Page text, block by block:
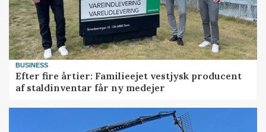
BUSINESS
Efter fire årtier: Familieejet vestjysk producent
af staldinventar får ny medejer